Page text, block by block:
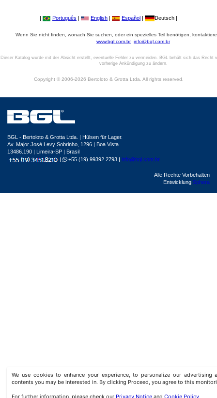
| Português | English | Español | Deutsch |
Wenn Sie nicht finden, wonach Sie suchen, oder ein spezielles Teil benötigen,
www.bgl.com.br info@bgl.com.br
Dieser Katalog wurde mit der Absicht erstellt, eventuelle Fehler zu vermeiden. BGL behält sich das Recht
vorherige Ankündigung zu ändern.
Copyright © 2006-2026 Bertoloto & Grotta Ltda. All rights reserved.
We use cookies to enhance your experience, to personalize our advertising
contents you may be interested in. By clicking Proceed, you agree to this
For further information, please check our Privacy Notice andCookie Policy
BGL - Bertoloto & Grotta Ltda. | Hülsen für Lager.
Av. Major José Levy Sobrinho, 1296 | Boa Vista
13486.190 | Limeira-SP | Brasil
|
+55 (19) 99392.2793 | info@bgl.com.br
Alle Rechte Vorbehalten
Entwicklung Sphera